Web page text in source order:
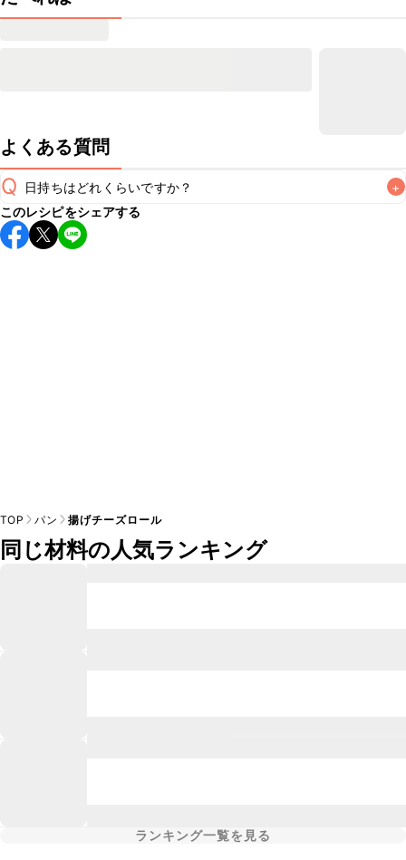
よくある質問
Q 日持ちはどれくらいですか？ +
保存期間は冷蔵で当日中が目安です。なるべくお早めにお召
し上がりください。
このレシピをシェアする
TOP パン 揚げチーズロール
同じ材料の人気ランキング
ランキング一覧を見る